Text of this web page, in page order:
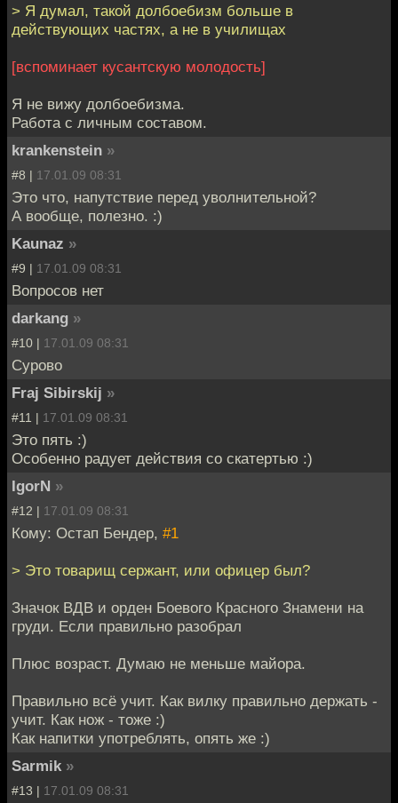
> Я думал, такой долбоебизм больше в
действующих частях, а не в училищах
[вспоминает кусантскую молодость]
Я не вижу долбоебизма.
Работа с личным составом.
krankenstein »
#8 | 17.01.09 08:31
Это что, напутствие перед уволнительной?
А вообще, полезно. :)
Kaunaz »
#9 | 17.01.09 08:31
Вопросов нет
darkang »
#10 | 17.01.09 08:31
Сурово
Fraj Sibirskij »
#11 | 17.01.09 08:31
Это пять :)
Особенно радует действия со скатертью :)
IgorN »
#12 | 17.01.09 08:31
Кому: Остап Бендер, #1
> Это товарищ сержант, или офицер был?
Значок ВДВ и орден Боевого Красного Знамени на
груди. Если правильно разобрал
Плюс возраст. Думаю не меньше майора.
Правильно всё учит. Как вилку правильно держать -
учит. Как нож - тоже :)
Как напитки употреблять, опять же :)
Sarmik »
#13 | 17.01.09 08:31